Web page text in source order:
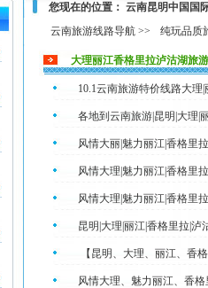
您现在的位置： 云南昆明中国国
云南旅游线路导航 >>
纯玩品质
大理丽江香格里拉泸沽湖旅游
10.1云南旅游特价线路大理
各地到云南旅游|昆明|大理|
风情大丽|魅力丽江|香格里
风情大理|魅力丽江|香格里
风情大理|魅力丽江|香格里
昆明|大理|丽江|香格里拉|
【昆明、大理、丽江、香
风情大理、魅力丽江、香